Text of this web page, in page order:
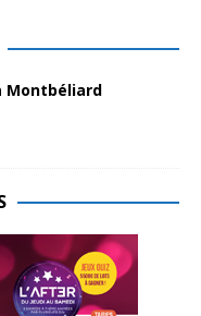
Montbéliard